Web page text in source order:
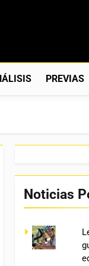
Previas YPREVIAS
Noticias